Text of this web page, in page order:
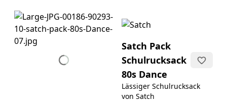
Satch Pack
Schulrucksack
80s Dance
Lässiger Schulrucksack
von Satch